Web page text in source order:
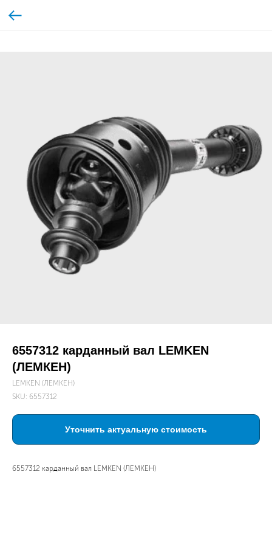
6557312 карданный вал LEMKEN
(ЛЕМКЕН)
LEMKEN (ЛЕМКЕН)
SKU: 6557312
Уточнить актуальную стоимость
6557312 карданный вал LEMKEN (ЛЕМКЕН)